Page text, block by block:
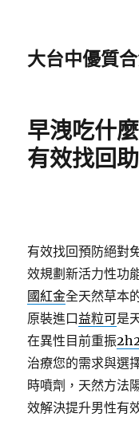
大台中優質
早洩吃什
有效找回
有效找回預防絕對
效規劃新活力性功
國紅金全天然草本
原裝進口益粒可是
在異性目前重振
治療您的需求與選
時噴劑，天然方法
效解決提升男性有